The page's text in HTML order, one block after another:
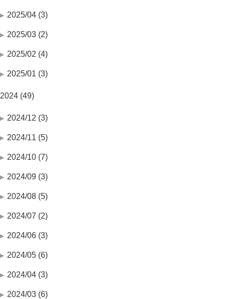
2025/04 (3)
2025/03 (2)
2025/02 (4)
2025/01 (3)
2024 (49)
2024/12 (3)
2024/11 (5)
2024/10 (7)
2024/09 (3)
2024/08 (5)
2024/07 (2)
2024/06 (3)
2024/05 (6)
2024/04 (3)
2024/03 (6)